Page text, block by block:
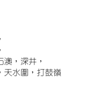
，深井，
天水圍，打鼓嶺